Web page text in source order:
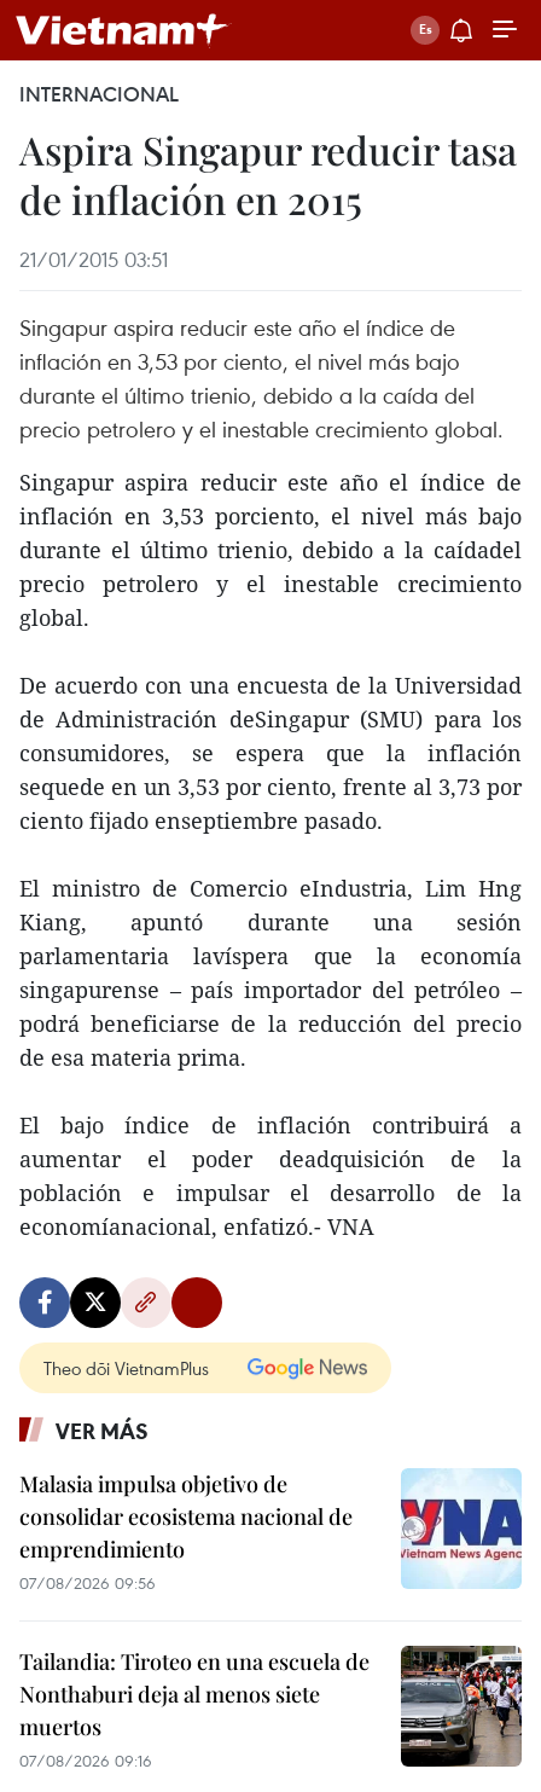
INTERNACIONAL
Aspira Singapur reducir tasa
de inflación en 2015
21/01/2015 03:51
Singapur aspira reducir este año el índice de
inflación en 3,53 por ciento, el nivel más bajo
durante el último trienio, debido a la caída del
precio petrolero y el inestable crecimiento global.
Singapur aspira reducir este año el índice de
inflación en 3,53 porciento, el nivel más bajo
durante el último trienio, debido a la caídadel
precio petrolero y el inestable crecimiento
global.
De acuerdo con una encuesta de la Universidad
de Administración deSingapur (SMU) para los
consumidores, se espera que la inflación
sequede en un 3,53 por ciento, frente al 3,73 por
ciento fijado enseptiembre pasado.
El ministro de Comercio eIndustria, Lim Hng
Kiang, apuntó durante una sesión
parlamentaria lavíspera que la economía
singapurense – país importador del petróleo –
podrá beneficiarse de la reducción del precio
de esa materia prima.
El bajo índice de inflación contribuirá a
aumentar el poder deadquisición de la
población e impulsar el desarrollo de la
economíanacional, enfatizó.- VNA
Theo dõi VietnamPlus
VER MÁS
Malasia impulsa objetivo de
consolidar ecosistema nacional de
emprendimiento
07/08/2026 09:56
Tailandia: Tiroteo en una escuela de
Nonthaburi deja al menos siete
muertos
07/08/2026 09:16